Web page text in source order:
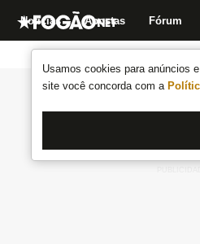
Usamos cookies para anúncios
site você concorda com a
Notícias Apostas Fórum